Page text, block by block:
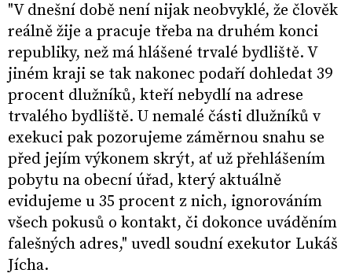
"V dnešní době není nijak neobvyklé, že člověk
reálně žije a pracuje třeba na druhém konci
republiky, než má hlášené trvalé bydliště. V
jiném kraji se tak nakonec podaří dohledat 39
procent dlužníků, kteří nebydlí na adrese
trvalého bydliště. U nemalé části dlužníků v
exekuci pak pozorujeme záměrnou snahu se
před jejím výkonem skrýt, ať už přehlášením
pobytu na obecní úřad, který aktuálně
evidujeme u 35 procent z nich, ignorováním
všech pokusů o kontakt, či dokonce uváděním
falešných adres," uvedl soudní exekutor Lukáš
Jícha.